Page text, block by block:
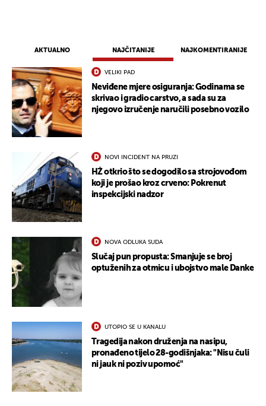
AKTUALNO NAJČITANIJE NAJKOMENTIRANIJE
VELIKI PAD
Neviđene mjere osiguranja: Godinama se
skrivao i gradio carstvo, a sada su za
njegovo izručenje naručili posebno vozilo
NOVI INCIDENT NA PRUZI
HŽ otkrio što se dogodilo sa strojovođom
koji je prošao kroz crveno: Pokrenut
inspekcijski nadzor
NOVA ODLUKA SUDA
Slučaj pun propusta: Smanjuje se broj
optuženih za otmicu i ubojstvo male Danke
UTOPIO SE U KANALU
Tragedija nakon druženja na nasipu,
pronađeno tijelo 28-godišnjaka: "Nisu čuli
ni jauk ni poziv upomoć"
UKLJUČITE NOTIFIKACIJE